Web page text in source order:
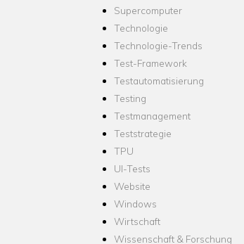
Supercomputer
Technologie
Technologie-Trends
Test-Framework
Testautomatisierung
Testing
Testmanagement
Teststrategie
TPU
UI-Tests
Website
Windows
Wirtschaft
Wissenschaft & Forschung